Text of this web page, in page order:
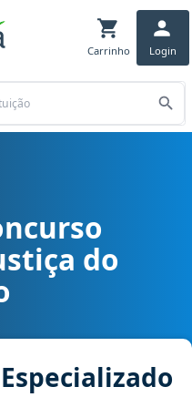
Carrinho Login
de Justiça do Espírito Santo
do